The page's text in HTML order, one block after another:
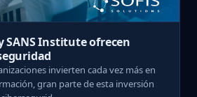
SANS Institute ofrecen
invierten cada vez más en
gran parte de esta inversión